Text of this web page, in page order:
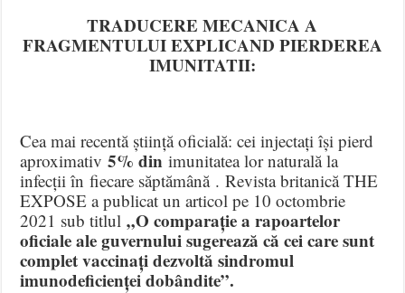
TRADUCERE MECANICA A
FRAGMENTULUI EXPLICAND PIERDEREA
IMUNITATII:
Cea mai recentă știință oficială: cei injectați își pierd
aproximativ5% din imunitatea lor naturală la
infecții în fiecare săptămână . Revista britanică THE
EXPOSE a publicat un articol pe 10 octombrie
2021 sub titlul„O comparație a rapoartelor
oficiale ale guvernului sugerează că cei care sunt
complet vaccinați dezvoltă sindromul
imunodeficienței dobândite”.